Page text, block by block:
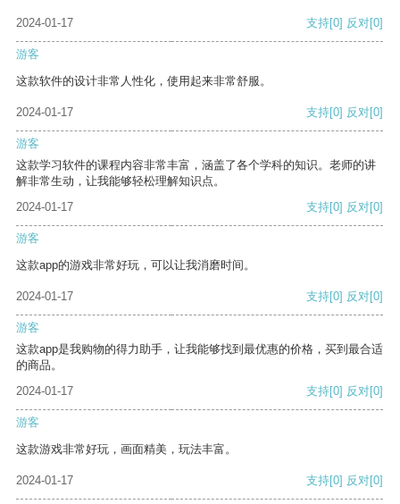
2024-01-17 支持[0] 反对[0]
游客
这款软件的设计非常人性化，使用起来非常舒服。
2024-01-17 支持[0] 反对[0]
游客
这款学习软件的课程内容非常丰富，涵盖了各个学科的知识。老师的讲
解非常生动，让我能够轻松理解知识点。
2024-01-17
支持[0] 反对[0]
游客
这款app的游戏非常好玩，可以让我消磨时间。
2024-01-17 支持[0] 反对[0]
游客
这款app是我购物的得力助手，让我能够找到最优惠的价格，买到最合适
的商品。
2024-01-17
支持[0] 反对[0]
游客
这款游戏非常好玩，画面精美，玩法丰富。
2024-01-17 支持[0] 反对[0]